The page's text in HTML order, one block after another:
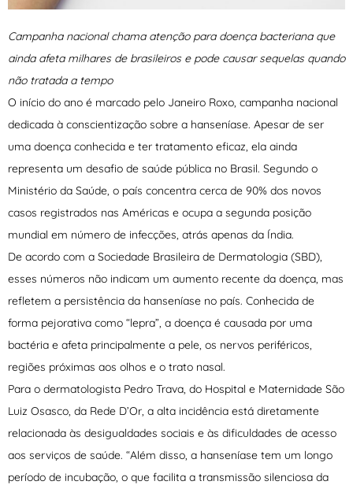
Campanha nacional chama atenção para doença bacteriana que
ainda afeta milhares de brasileiros e pode causar sequelas quando
não tratada a tempo
O início do ano é marcado pelo Janeiro Roxo, campanha nacional
dedicada à conscientização sobre a hanseníase. Apesar de ser
uma doença conhecida e ter tratamento eficaz, ela ainda
representa um desafio de saúde pública no Brasil. Segundo o
Ministério da Saúde, o país concentra cerca de 90% dos novos
casos registrados nas Américas e ocupa a segunda posição
mundial em número de infecções, atrás apenas da Índia.
De acordo com a Sociedade Brasileira de Dermatologia (SBD),
esses números não indicam um aumento recente da doença, mas
refletem a persistência da hanseníase no país. Conhecida de
forma pejorativa como “lepra”, a doença é causada por uma
bactéria e afeta principalmente a pele, os nervos periféricos,
regiões próximas aos olhos e o trato nasal.
Para o dermatologista Pedro Trava, do Hospital e Maternidade São
Luiz Osasco, da Rede D’Or, a alta incidência está diretamente
relacionada às desigualdades sociais e às dificuldades de acesso
aos serviços de saúde. “Além disso, a hanseníase tem um longo
período de incubação, o que facilita a transmissão silenciosa da